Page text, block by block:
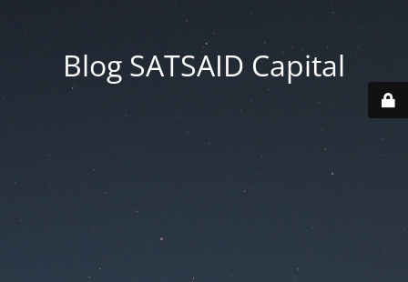
Blog SATSAID Capital